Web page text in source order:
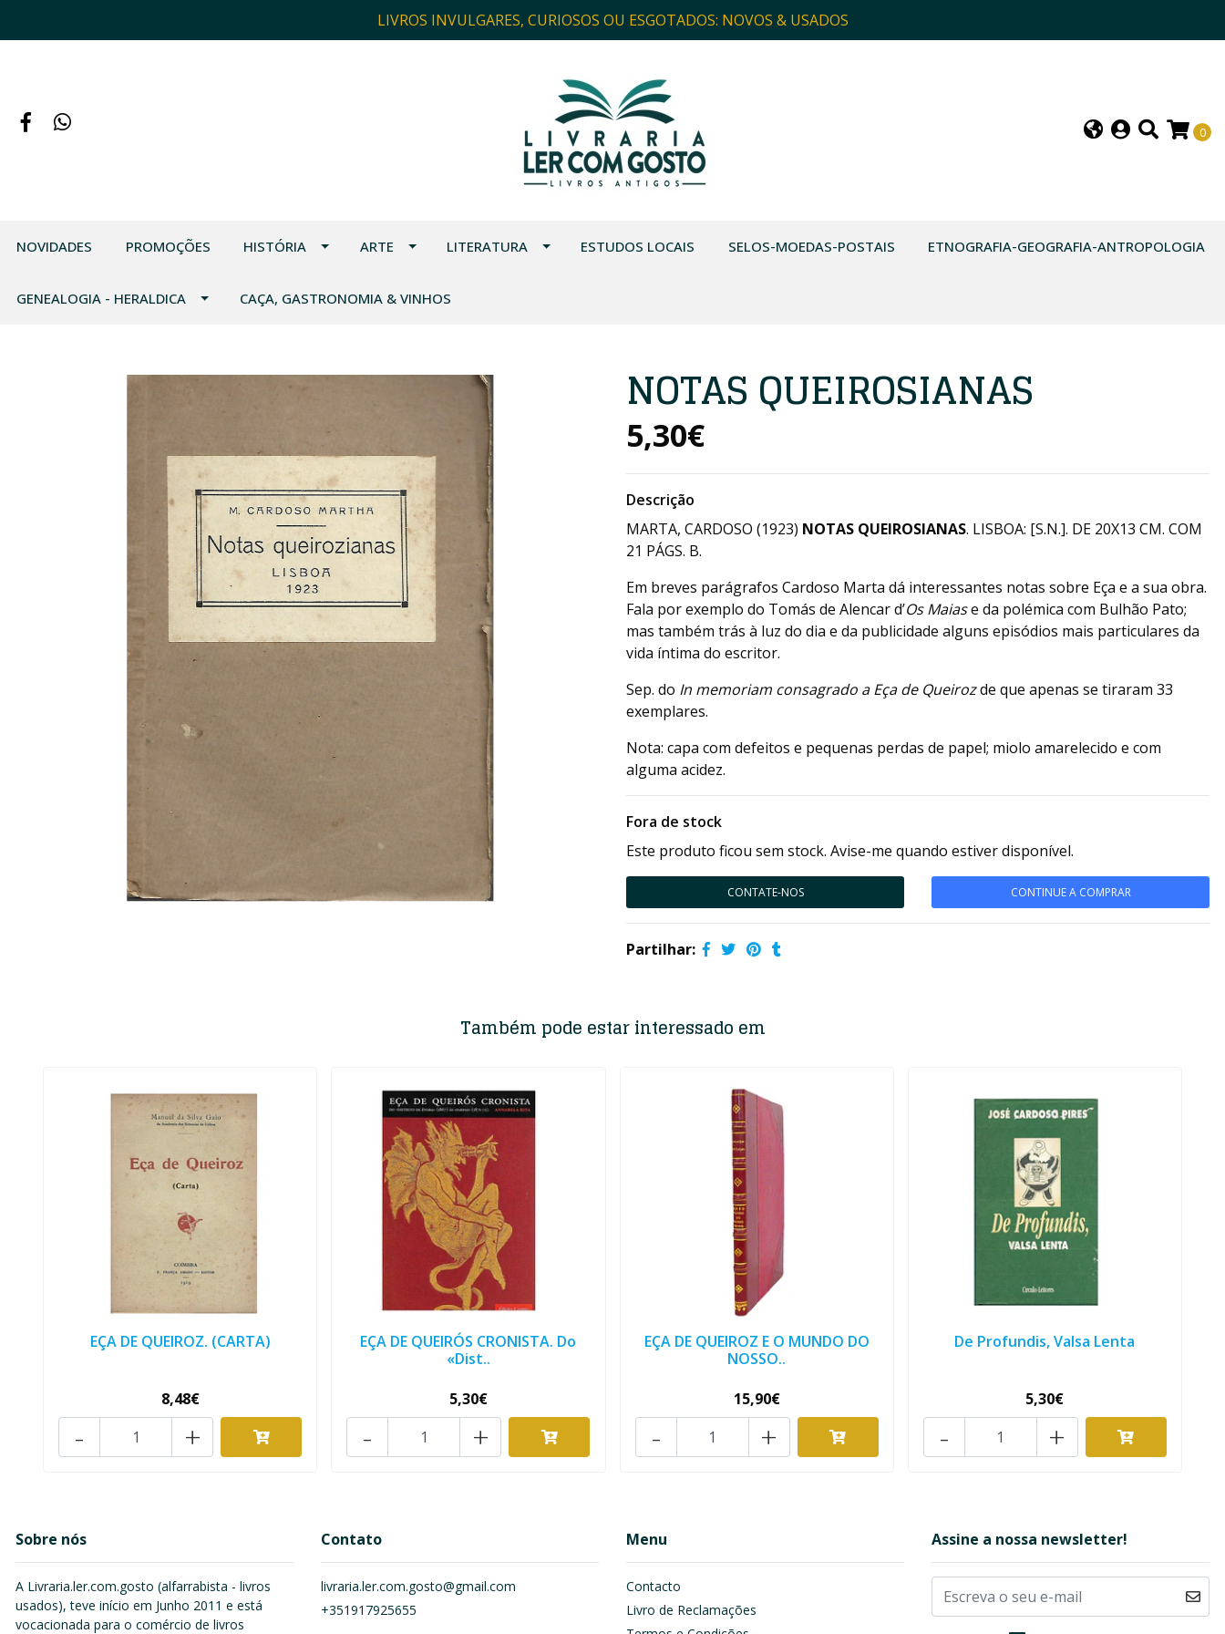
LIVROS INVULGARES, CURIOSOS OU ESGOTADOS: NOVOS & USADOS
0
NOVIDADES PROMOÇÕES HISTÓRIA ARTE LITERATURA ESTUDOS LOCAIS SELOS-MOEDAS-POSTAIS ETNOGRAFIA-GEOGRAFIA-ANTROPOLOGIA
GENEALOGIA - HERALDICA CAÇA, GASTRONOMIA & VINHOS
NOTAS QUEIROSIANAS
5,30€
Descrição
MARTA, CARDOSO (1923) NOTAS QUEIROSIANAS. LISBOA: [S.N.]. DE 20X13 CM. COM
21 PÁGS. B.
Em breves parágrafos Cardoso Marta dá interessantes notas sobre Eça e a sua obra.
Fala por exemplo do Tomás de Alencar d’Os Maiase da polémica com Bulhão Pato;
mas também trás à luz do dia e da publicidade alguns episódios mais particulares da
vida íntima do escritor.
Sep. do In memoriam consagrado a Eça de Queirozde que apenas se tiraram 33
exemplares.
Nota: capa com defeitos e pequenas perdas de papel; miolo amarelecido e com
alguma acidez.
Fora de stock
Este produto ficou sem stock. Avise-me quando estiver disponível.
CONTATE-NOS CONTINUE A COMPRAR
Partilhar:
Também pode estar interessado em
EÇA DE QUEIROZ. (CARTA)
8,48€
+
-
EÇA DE QUEIRÓS CRONISTA. Do
«Dist..
5,30€
+
-
EÇA DE QUEIROZ E O MUNDO DO
NOSSO..
15,90€
+
-
De Profundis, Valsa Lenta
5,30€
+
-
Sobre nós
A Livraria.ler.com.gosto (alfarrabista - livros
usados), teve início em Junho 2011 e está
vocacionada para o comércio de livros
Contato
livraria.ler.com.gosto@gmail.com
+351917925655
Menu
Contacto
Livro de Reclamações
Assine a nossa newsletter!